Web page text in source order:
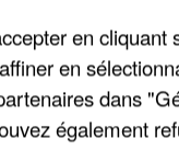
en cliquant
en
dans
également